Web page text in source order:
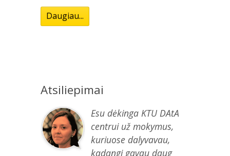
Daugiau...
Atsiliepimai
Esu dėkinga KTU DAtA
centrui už mokymus,
kuriuose dalyvavau,
kadangi gavau daug